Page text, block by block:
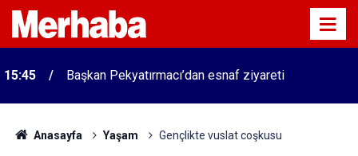
15:45 Başkan Pekyatırmacı’dan esnaf ziyareti
Anasayfa Yaşam Gençlikte vuslat coşkusu